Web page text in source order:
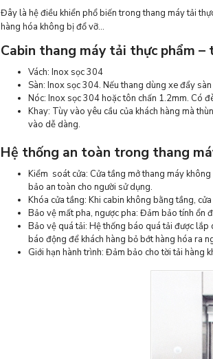
Đây là hệ điều khiển phổ biến trong thang máy tải
hàng hóa không bị đổ vỡ…
Cabin thang máy tải thực phẩm
Vách: Inox sọc 304
Sàn: Inox sọc 304. Nếu thang dùng xe đẩy
Nóc: Inox sọc 304 hoặc tôn chấn 1.2mm. Có
Khay: Tùy vào yêu cầu của khách hàng mà
vào dễ dàng.
Hệ thống an toàn trong thang
Kiểm soát cửa: Cửa tầng mở thang máy
bảo an toàn cho người sử dụng.
Khóa cửa tầng: Khi cabin không bằng tầng,
Bảo vệ mất pha, ngược pha: Đảm bảo tính ổn
Bảo vệ quá tải: Hệ thống báo quá tải được
báo động để khách hàng bỏ bớt hàng hóa ra
Giới hạn hành trình: Đảm bảo cho tời tải hàng